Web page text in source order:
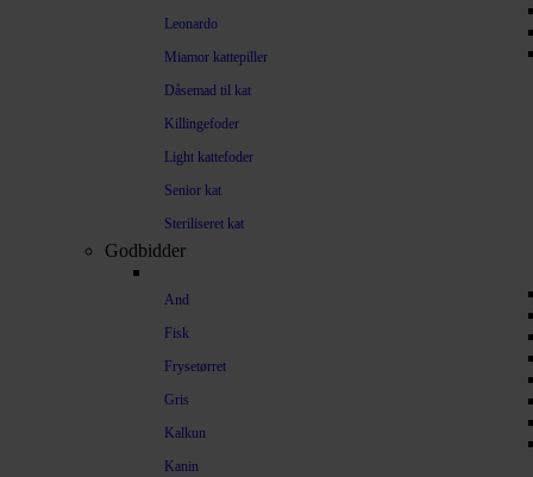
Leonardo
Miamor kattepiller
Dåsemad til kat
Killingefoder
Light kattefoder
Senior kat
Steriliseret kat
Godbidder
And
Fisk
Frysetørret
Gris
Kalkun
Kanin